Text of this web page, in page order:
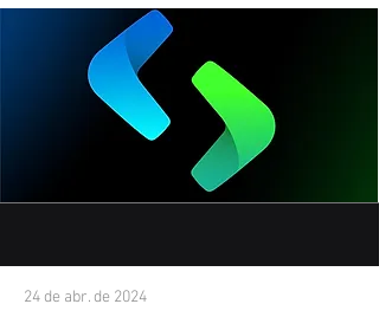
24 de abr. de 2024